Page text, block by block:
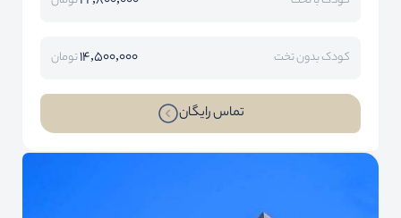
کودک بدون تخت 14,500,000تومان
تماس رایگان